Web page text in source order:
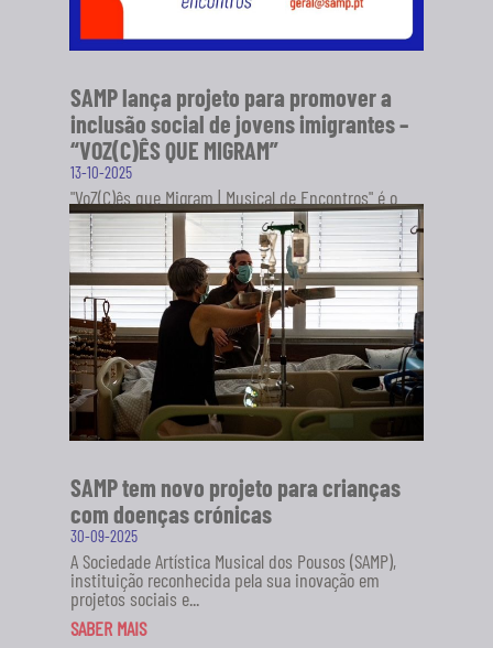
SAMP lança projeto para promover a
inclusão social de jovens imigrantes –
“VOZ(C)ÊS QUE MIGRAM”
13-10-2025
"VoZ(C)ês que Migram | Musical de Encontros" é o
novo projeto da Sociedade Artística Musical dos
Pousos (SAMP), em...
SABER MAIS
SAMP tem novo projeto para crianças
com doenças crónicas
30-09-2025
A Sociedade Artística Musical dos Pousos (SAMP),
instituição reconhecida pela sua inovação em
projetos sociais e...
SABER MAIS